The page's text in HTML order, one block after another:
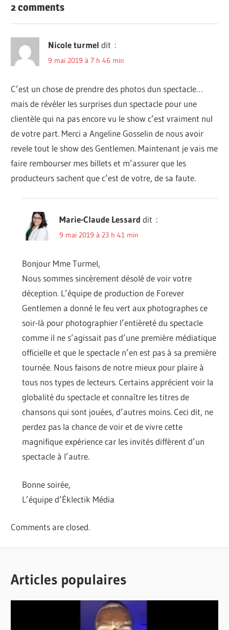
MÉDIATIQUE
- HUMOUR
GOSSELIN
ANGELINE
PHOTOGRAPHE
CORNEILLE
GENTLEMEN
GAROU
MARIE-
JANVIER
ROCH
VOISINE
THÉÂTRE
DICAIRE
2 comments
Nicole turmel dit :
9 mai 2019 à 7 h 46 min
C’est un chose de prendre des photos dun spectacle…
mais de révéler les surprises dun spectacle pour une
clientèle qui na pas encore vu le show c’est vraiment nul
de votre part. Merci a Angeline Gosselin de nous avoir
revele tout le show des Gentlemen. Maintenant je vais me
faire rembourser mes billets et m’assurer que les
producteurs sachent que c’est de votre, de sa faute.
Marie-Claude Lessard dit :
9 mai 2019 à 23 h 41 min
Bonjour Mme Turmel,
Nous sommes sincèrement désolé de voir votre
déception. L’équipe de production de Forever
Gentlemen a donné le feu vert aux photographes ce
soir-là pour photographier l’entièreté du spectacle
comme il ne s’agissait pas d’une première médiatique
officielle et que le spectacle n’en est pas à sa première
tournée. Nous faisons de notre mieux pour plaire à
tous nos types de lecteurs. Certains apprécient voir la
globalité du spectacle et connaître les titres de
chansons qui sont jouées, d’autres moins. Ceci dit, ne
perdez pas la chance de voir et de vivre cette
magnifique expérience car les invités diffèrent d’un
spectacle à l’autre.
Bonne soirée,
L’équipe d’Éklectik Média
Comments are closed.
Articles populaires